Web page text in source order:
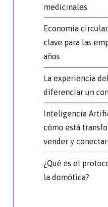
medicinales
Economía
clave para las
años
La experiencia
diferenciar un
Inteligencia
cómo está
vender y
¿Qué es el
la domótica?